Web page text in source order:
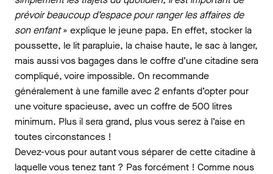
prévoir beaucoup d’espace pour ranger les affaires de
son enfant» explique le jeune papa. En effet, stocker la
poussette, le lit parapluie, la chaise haute, le sac à langer,
mais aussi vos bagages dans le coffre d’une citadine sera
compliqué, voire impossible. On recommande
généralement à une famille avec 2 enfants d’opter pour
une voiture spacieuse, avec un coffre de 500 litres
minimum. Plus il sera grand, plus vous serez à l’aise en
toutes circonstances !
Devez-vous pour autant vous séparer de cette citadine à
laquelle vous tenez tant ? Pas forcément ! Comme nous